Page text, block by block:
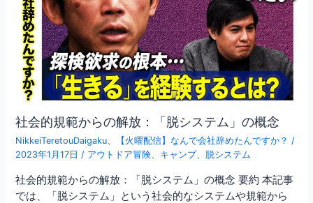
社会的規範からの解放：「脱システム」の概念
NikkeiTeretouDaigaku、 【火曜配信】なんで会社辞めたんですか？ /
2023年1月17日 / アウトドア冒険、 キャンプ、 脱システム
社会的規範からの解放：「脱システム」の概念 要約 本記事
では、「脱システム」という社会的なシステムや規範から